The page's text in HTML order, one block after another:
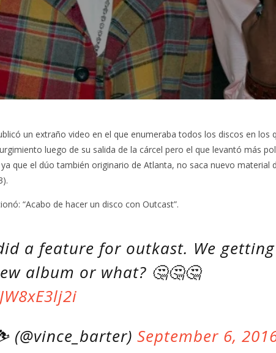
un extraño video en el que enumeraba todos los discos en los
luego de su salida de la cárcel pero el que levantó más
que el dúo también originario de Atlanta, no saca nuevo material
“Acabo de hacer un disco con Outcast”.
a feature for outkast. We getting
album or what? 🤔🤔🤔
September 6,